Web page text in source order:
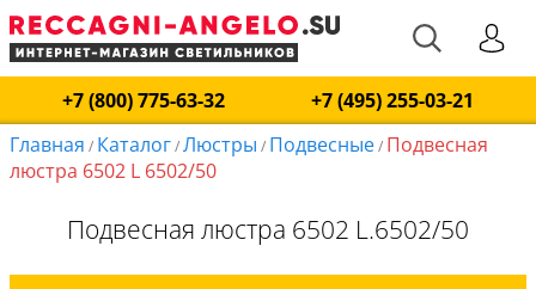
+7 (800) 775-63-32
+7 (495) 255-03-21
Главная / Каталог/Люстры / Подвесные/ Подвесная
люстра 6502 L 6502/50
Подвесная люстра 6502 L.6502/50